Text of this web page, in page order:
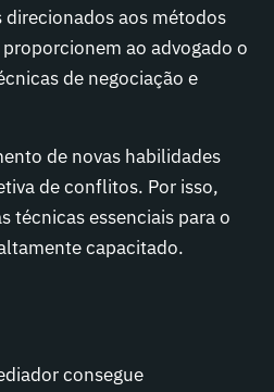
aos métodos
ao advogado o
de negociação e
de novas habilidades
de conflitos. Por isso,
técnicas essenciais para o
capacitado.
consegue